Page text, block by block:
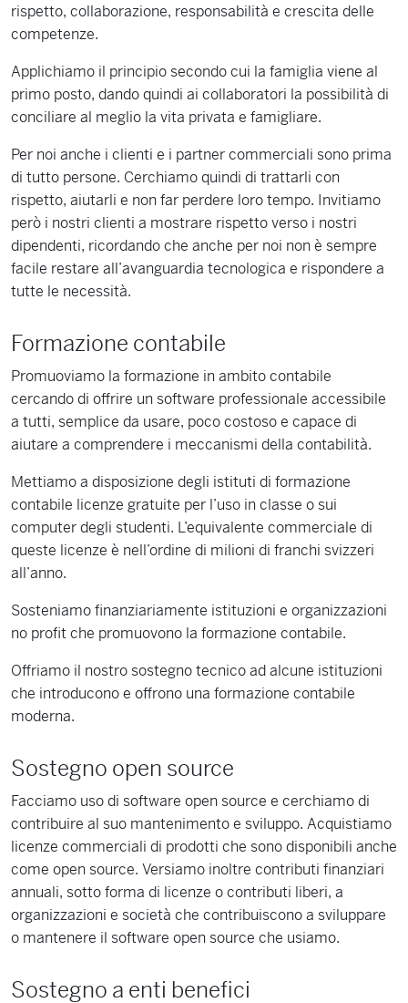
rispetto, collaborazione, responsabilità e crescita delle
competenze.
Applichiamo il principio secondo cui la famiglia viene al
primo posto, dando quindi ai collaboratori la possibilità di
conciliare al meglio la vita privata e famigliare.
Per noi anche i clienti e i partner commerciali sono prima
di tutto persone. Cerchiamo quindi di trattarli con
rispetto, aiutarli e non far perdere loro tempo. Invitiamo
però i nostri clienti a mostrare rispetto verso i nostri
dipendenti, ricordando che anche per noi non è sempre
facile restare all’avanguardia tecnologica e rispondere a
tutte le necessità.
Formazione contabile
Promuoviamo la formazione in ambito contabile
cercando di offrire un software professionale accessibile
a tutti, semplice da usare, poco costoso e capace di
aiutare a comprendere i meccanismi della contabilità.
Mettiamo a disposizione degli istituti di formazione
contabile licenze gratuite per l’uso in classe o sui
computer degli studenti. L’equivalente commerciale di
queste licenze è nell’ordine di milioni di franchi svizzeri
all’anno.
Sosteniamo finanziariamente istituzioni e organizzazioni
no profit che promuovono la formazione contabile.
Offriamo il nostro sostegno tecnico ad alcune istituzioni
che introducono e offrono una formazione contabile
moderna.
Sostegno open source
Facciamo uso di software open source e cerchiamo di
contribuire al suo mantenimento e sviluppo. Acquistiamo
licenze commerciali di prodotti che sono disponibili anche
come open source. Versiamo inoltre contributi finanziari
annuali, sotto forma di licenze o contributi liberi, a
organizzazioni e società che contribuiscono a sviluppare
o mantenere il software open source che usiamo.
Sostegno a enti benefici